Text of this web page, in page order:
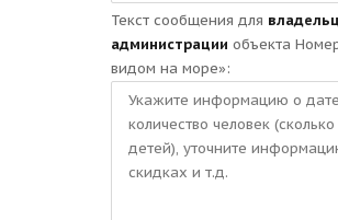
Текст сообщения для
администрации объекта
видом на море»: